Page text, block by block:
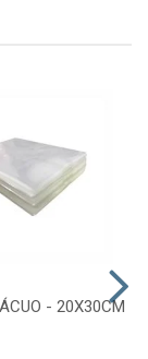
- 20X30CM